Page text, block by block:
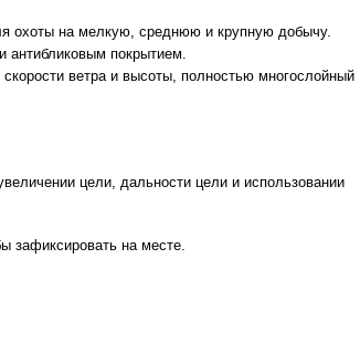
охоты на мелкую, среднюю и крупную добычу.
антибликовым покрытием.
ветра и высоты, полностью многослойный
цели, дальности цели и использовании
зафиксировать на месте.